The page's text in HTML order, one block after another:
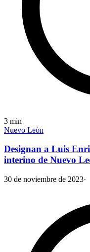
3 min
Nuevo León
Designan a Luis
interino de Nuevo
30 de noviembre de 2023·